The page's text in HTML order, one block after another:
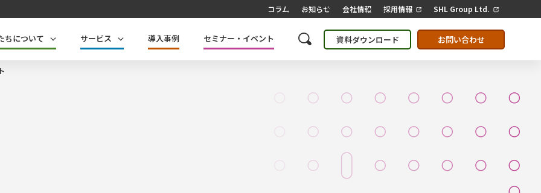
コラム お知らせ 会社情報 採用情報 SHL Group Ltd.
ちについて サービス 導入事例 セミナー・イベント 資料ダウンロード お問い合わせ